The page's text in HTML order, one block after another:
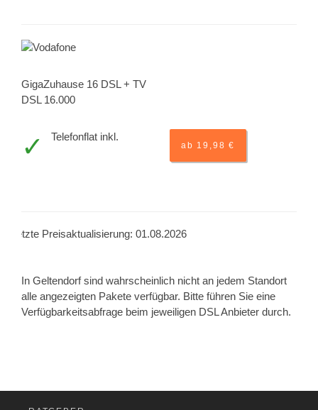
GigaZuhause 16 DSL + TV
DSL 16.000
Telefonflat inkl.
ab 19,98 €
Letzte Preisaktualisierung: 01.08.2026
In Geltendorf sind wahrscheinlich nicht an jedem Standort
alle angezeigten Pakete verfügbar. Bitte führen Sie eine
Verfügbarkeitsabfrage beim jeweiligen DSL Anbieter durch.